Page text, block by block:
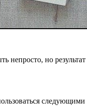
но результат